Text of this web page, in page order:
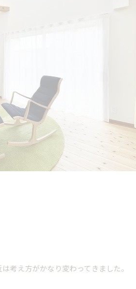
考え方がかなり変わってきました。